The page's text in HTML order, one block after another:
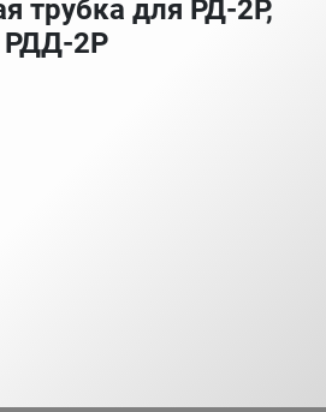
трубка для РД-2Р,
РДД-2Р